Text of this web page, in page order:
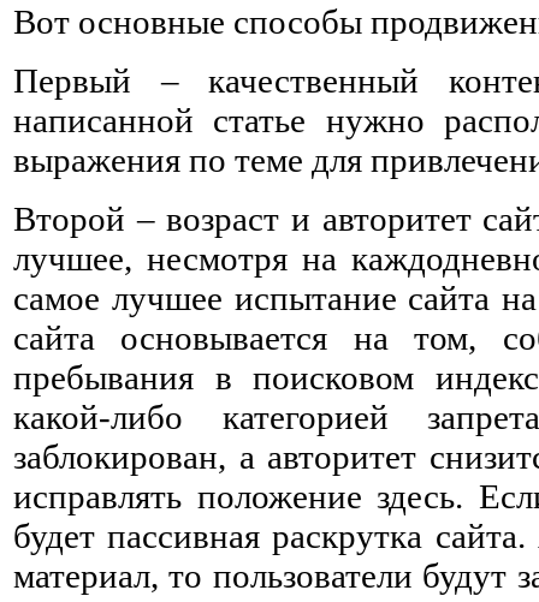
Вот основные способы
Первый – качественный
написанной статье нужно
выражения по теме для
Второй – возраст и авторитет
лучшее, несмотря на
самое лучшее испытание сайта
сайта основывается на том,
пребывания в поисковом
какой-либо категорией
заблокирован, а авторитет
исправлять положение здесь.
будет пассивная раскрутка
материал, то пользователи будут